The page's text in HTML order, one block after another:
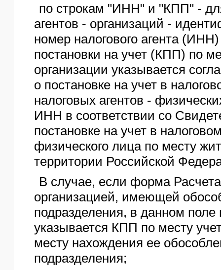
по строкам "ИНН" и "КПП" -
агентов - организаций -
номер налогового агента
постановки на учет (КПП) по
организации указывается
о постановке на учет в
налоговых агентов -
ИНН в соответствии со
постановке на учет в
физического лица по месту
территории Российской
В случае, если форма
организацией, имеющей
подразделения, в данном
указывается КПП по месту
месту нахождения ее
подразделения;